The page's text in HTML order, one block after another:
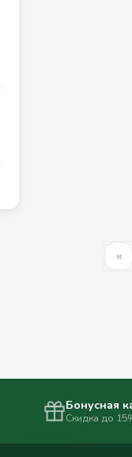
«
Бонусная
Скидка до